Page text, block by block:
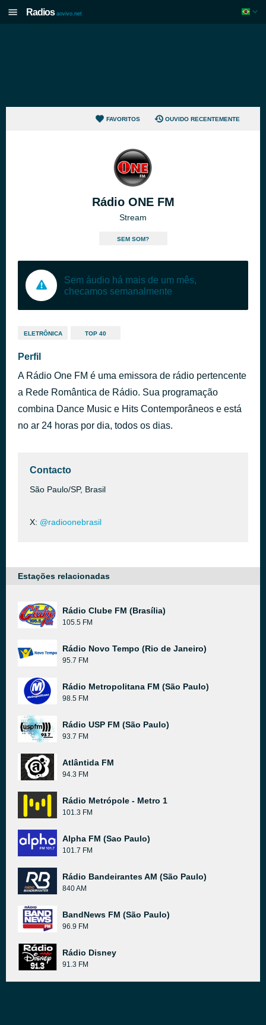
Radios aovivo.net
FAVORITOS OUVIDO RECENTEMENTE
Rádio ONE FM
Stream
SEM SOM?
Sem áudio há mais de um mês,
checamos semanalmente
ELETRÔNICA TOP 40
Perfil
A Rádio One FM é uma emissora de rádio pertencente
a Rede Romântica de Rádio. Sua programação
combina Dance Music e Hits Contemporâneos e está
no ar 24 horas por dia, todos os dias.
Contacto
São Paulo/SP, Brasil
X: @radioonebrasil
Estações relacionadas
Rádio Clube FM (Brasília)
105.5 FM
Rádio Novo Tempo (Rio de Janeiro)
95.7 FM
Rádio Metropolitana FM (São Paulo)
98.5 FM
Rádio USP FM (São Paulo)
93.7 FM
Atlântida FM
94.3 FM
Rádio Metrópole - Metro 1
101.3 FM
Alpha FM (Sao Paulo)
101.7 FM
Rádio Bandeirantes AM (São Paulo)
840 AM
BandNews FM (São Paulo)
96.9 FM
Rádio Disney
91.3 FM